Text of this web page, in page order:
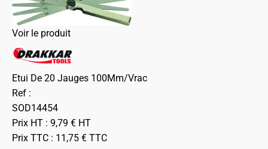
Voir le produit
Etui De 20 Jauges 100Mm/Vrac
Ref :
SOD14454
Prix HT : 9,79 € HT
Prix TTC : 11,75 € TTC